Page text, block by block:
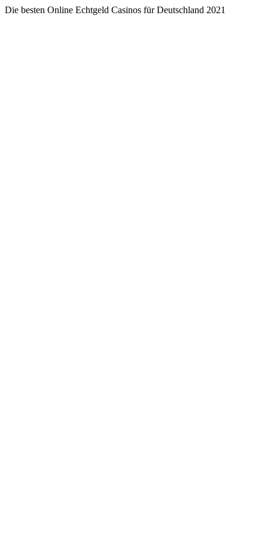
Die besten Online Echtgeld Casinos für Deutschland 2021